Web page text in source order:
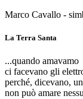
Marco Cavallo -
La Terra Santa
...quando amavamo
ci facevano gli
perché, dicevano,
non può amare